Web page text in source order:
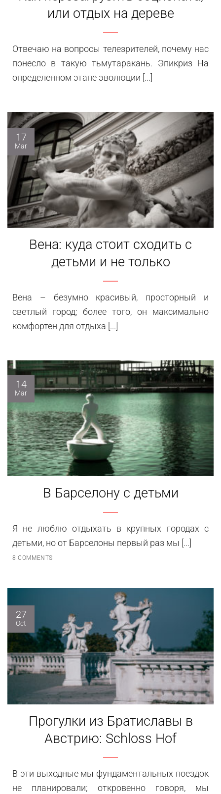
или отдых на дереве
Отвечаю на вопросы телезрителей, почему нас
понесло в такую тьмутаракань. Эпикриз На
определенном этапе эволюции [...]
Вена: куда стоит сходить с
детьми и не только
Вена – безумно красивый, просторный и
светлый город; более того, он максимально
комфортен для отдыха [...]
17
Mar
В Барселону с детьми
Я не люблю отдыхать в крупных городах с
детьми, но от Барселоны первый раз мы [...]
8 COMMENTS
14
Mar
Прогулки из Братиславы в
Австрию: Schloss Hof
В эти выходные мы фундаментальных поездок
не планировали; откровенно говоря, мы
27
Oct